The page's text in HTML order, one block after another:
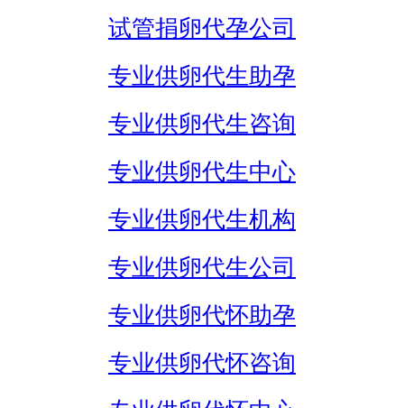
试管捐卵代孕公司
专业供卵代生助孕
专业供卵代生咨询
专业供卵代生中心
专业供卵代生机构
专业供卵代生公司
专业供卵代怀助孕
专业供卵代怀咨询